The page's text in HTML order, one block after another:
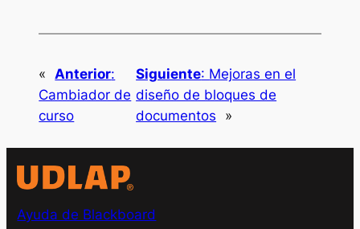
« Anterior:
Cambiador de
curso
Siguiente: Mejoras en el
diseño de bloques de
documentos
»
Ayuda de Blackboard